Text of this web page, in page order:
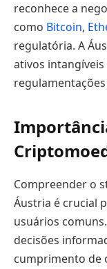
reconhece a
como Bitcoin,
regulatória. A
ativos intangíveis
Compreender o
Áustria é crucial
usuários
decisões
cumprimento de